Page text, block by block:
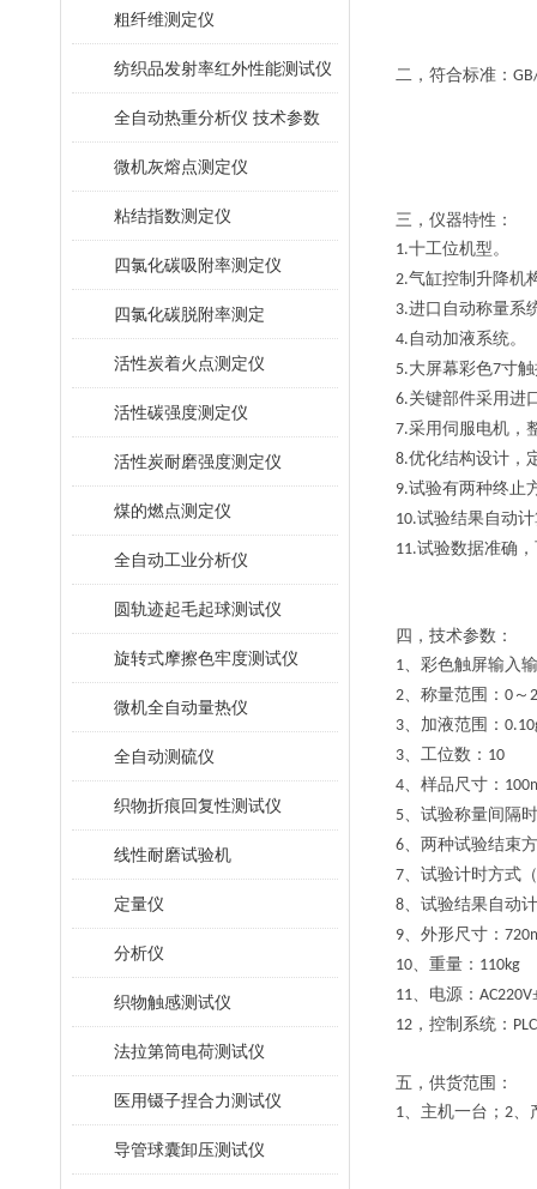
粗纤维测定仪
纺织品发射率红外性能测试仪
全自动热重分析仪 技术参数
微机灰熔点测定仪
粘结指数测定仪
四氯化碳吸附率测定仪
四氯化碳脱附率测定
活性炭着火点测定仪
活性碳强度测定仪
活性炭耐磨强度测定仪
煤的燃点测定仪
全自动工业分析仪
圆轨迹起毛起球测试仪
旋转式摩擦色牢度测试仪
微机全自动量热仪
全自动测硫仪
织物折痕回复性测试仪
线性耐磨试验机
定量仪
分析仪
织物触感测试仪
法拉第筒电荷测试仪
医用镊子捏合力测试仪
导管球囊卸压测试仪
二， 符合标准：
三， 仪器特性：
1.十工位机型。
2.气缸控制升降机
3.进口自动称量系
4. 自动加液系统。
5.大屏幕彩色7寸
6.关键部件采用进
7.采用伺服电机，
8.优化结构设计，
9.试验有两种终止
10.试验结果自动
11.试验数据准确
四， 技术参数：
1、彩色触屏输入
2、称量范围： 0 ～
3、加液范围：
3、工位数： 10
4、样品尺寸：
5、试验称量间隔
6、两种试验结束
7、试验计时方式
8、试验结果自动
9、外形尺寸： 72
10、重量： 110kg
11、电源： AC220V
12 ，控制系统： PLC
五， 供货范围：
1、主机一台； 2、